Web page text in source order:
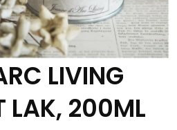
LIVING
LAK, 200ML